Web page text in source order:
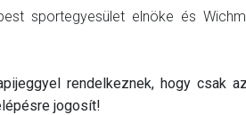
sportegyesület elnöke és
rendelkeznek, hogy csak
jogosít!